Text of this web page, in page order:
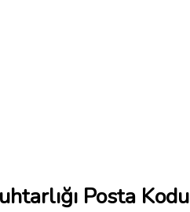
Posta Kodu